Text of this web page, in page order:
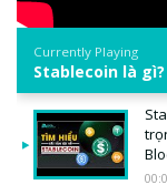
Currently Playing